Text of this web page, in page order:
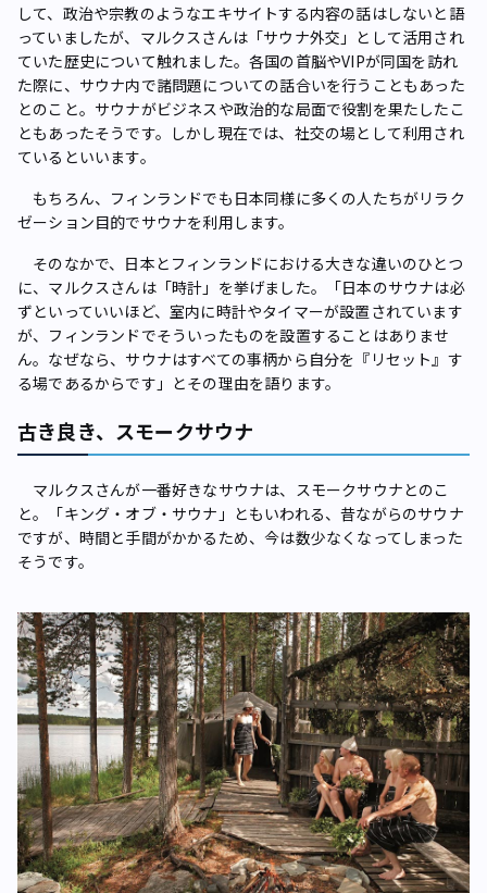
して、政治や宗教のようなエキサイトする内容の話はしないと語
っていましたが、マルクスさんは「サウナ外交」として活用され
ていた歴史について触れました。各国の首脳やVIPが同国を訪れ
た際に、サウナ内で諸問題についての話合いを行うこともあった
とのこと。サウナがビジネスや政治的な局面で役割を果たしたこ
ともあったそうです。しかし現在では、社交の場として利用され
ているといいます。
もちろん、フィンランドでも日本同様に多くの人たちがリラク
ゼーション目的でサウナを利用します。
そのなかで、日本とフィンランドにおける大きな違いのひとつ
に、マルクスさんは「時計」を挙げました。「日本のサウナは必
ずといっていいほど、室内に時計やタイマーが設置されています
が、フィンランドでそういったものを設置することはありませ
ん。なぜなら、サウナはすべての事柄から自分を『リセット』す
る場であるからです」とその理由を語ります。
古き良き、スモークサウナ
マルクスさんが一番好きなサウナは、スモークサウナとのこ
と。「キング・オブ・サウナ」ともいわれる、昔ながらのサウナ
ですが、時間と手間がかかるため、今は数少なくなってしまった
そうです。